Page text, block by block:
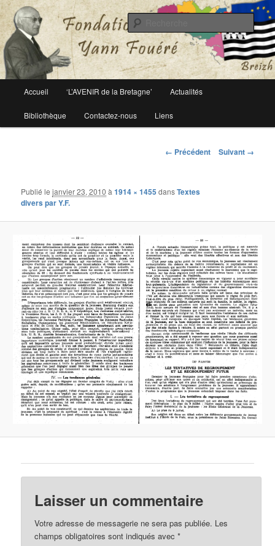
Fondation Yann Fouéré
Le site officiel de la fondation Yann Fouéré
principal
Aller
au
Accueil ‘L’AVENIR de la Bretagne’ Actualités
Bibliothèque Contactez-nous Liens
Navigation
← Précédent Suivant →
Publié lejanvier 23, 2010 à1914 × 1455 dansTextes
divers par Y.F.
Laisser un commentaire
Votre adresse de messagerie ne sera pas publiée. Les
champs obligatoires sont indiqués avec*